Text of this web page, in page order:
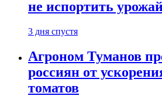
не испортить
3 дня спустя
Агроном Туманов
россиян от
томатов